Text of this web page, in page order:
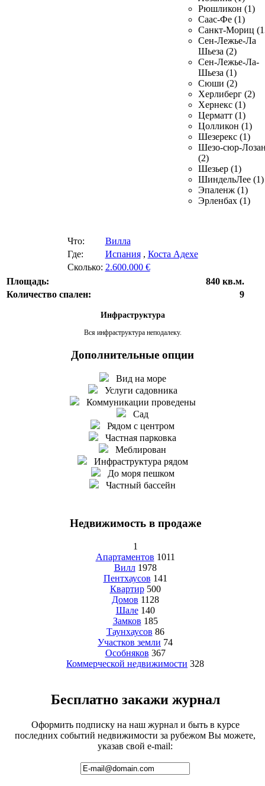
Рюшликон (1)
Саас-Фе (1)
Санкт-Мориц
Сен-Лежье-Ла
Шьеза (2)
Сен-Лежье-Ла-
Шьеза (1)
Сюши (2)
Херлиберг (2)
Хернекс (1)
Церматт (1)
Цолликон (1)
Шезерекс (1)
Шезо-сюр-
(2)
Шезьер (1)
ШиндельЛее (1)
Эпаленж (1)
Эрленбах (1)
Что:
Вилла
Где:
Испания, Коста Адехе
Сколько: 2.600.000 €
Площадь:
840 кв.м.
Количество спален:
9
Инфраструктура
Вся инфраструктура неподалеку.
Дополнительные опции
Вид на море
Услуги садовника
Коммуникации проведены
Сад
Рядом с центром
Частная парковка
Меблирован
Инфраструктура рядом
До моря пешком
Частный бассейн
Недвижимость в продаже
1
Апартаментов 1011
Вилл 1978
Пентхаусов 141
Квартир 500
Домов 1128
Шале 140
Замков 185
Таунхаусов 86
Участков земли 74
Особняков 367
Коммерческой недвижимости 328
Бесплатно закажи журнал
Оформить подписку на наш журнал и быть в курсе
последних событий недвижимости за рубежом Вы можете,
указав свой e-mail: